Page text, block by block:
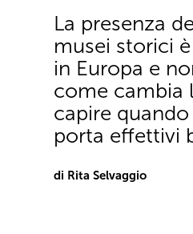
La presenza
musei storici
in Europa e
come cambia
capire
porta effettivi
di Rita Selvaggio